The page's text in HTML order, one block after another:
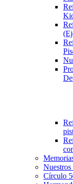
Nuestros
Círculo